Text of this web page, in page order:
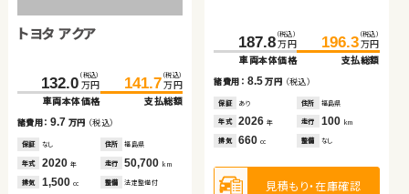
トヨタ アクア
132.0 （税込）
万円
車両本体価格
141.7 （税込）
万円
支払総額
諸費用：9.7 万円 （税込）
保証 なし 住所 福島県
年式 2020 年 走行 50,700 km
排気 1,500 cc 整備 法定整備付
187.8 （税込）
万円
車両本体価格
196.3 （税込）
万円
支払総額
諸費用： 8.5万円 （税込）
保証 あり 住所 福島県
年式 2026年 走行 100 km
排気 660cc 整備 なし
見積もり・在庫確認
231.6（税込）
万円
諸費用：13.1万円（税込）
あり 福島県
年式 2019年 走行
排気 1,200 整備 なし
見積もり・在庫確認
トヨタ ノア
339.8万円
車両本体価格
諸費用：13.0万円 （税込）
保証 なし 住所 鳥取県
排気 2,000cc 整備 法定整備付
ホンダ フリード
52.7万円
車両本体価格
諸費用：11.6万円 （税込）
保証 なし 住所 岡山県
スズキ スイフト
85.0
車両本体価格
96.2
諸費用： 万円（税込）
保証 あり 住所 岡山県